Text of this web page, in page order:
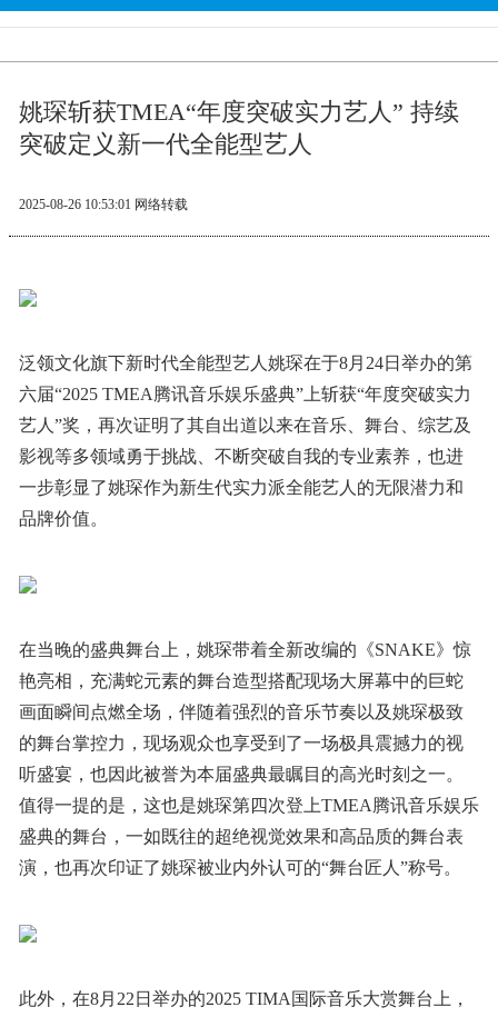
姚琛斩获TMEA“年度突破实力艺人” 持续
突破定义新一代全能型艺人
2025-08-26 10:53:01 网络转载
泛领文化旗下新时代全能型艺人姚琛在于8月24日举办的第
六届“2025 TMEA腾讯音乐娱乐盛典”上斩获“年度突破实力
艺人”奖，再次证明了其自出道以来在音乐、舞台、综艺及
影视等多领域勇于挑战、不断突破自我的专业素养，也进
一步彰显了姚琛作为新生代实力派全能艺人的无限潜力和
品牌价值。
在当晚的盛典舞台上，姚琛带着全新改编的《SNAKE》惊
艳亮相，充满蛇元素的舞台造型搭配现场大屏幕中的巨蛇
画面瞬间点燃全场，伴随着强烈的音乐节奏以及姚琛极致
的舞台掌控力，现场观众也享受到了一场极具震撼力的视
听盛宴，也因此被誉为本届盛典最瞩目的高光时刻之一。
值得一提的是，这也是姚琛第四次登上TMEA腾讯音乐娱乐
盛典的舞台，一如既往的超绝视觉效果和高品质的舞台表
演，也再次印证了姚琛被业内外认可的“舞台匠人”称号。
此外，在8月22日举办的2025 TIMA国际音乐大赏舞台上，